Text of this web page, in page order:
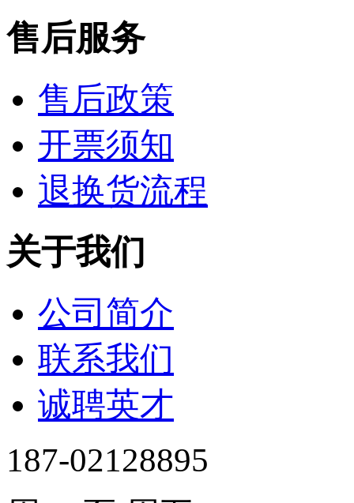
售后服务
售后政策
开票须知
退换货流程
关于我们
公司简介
联系我们
诚聘英才
187-02128895